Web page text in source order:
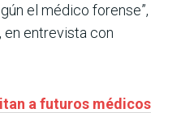
el médico forense”,
en entrevista con
a futuros médicos